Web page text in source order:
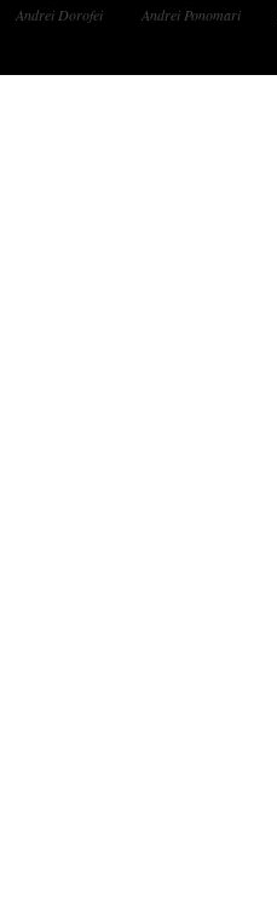
Andrei Dorofei
Andrei Ponomari